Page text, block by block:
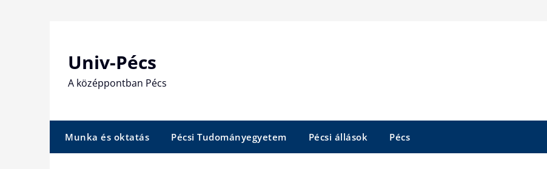
Univ-Pécs
A középpontban Pécs
Munka és oktatás Pécsi Tudományegyetem Pécsi állások Pécs